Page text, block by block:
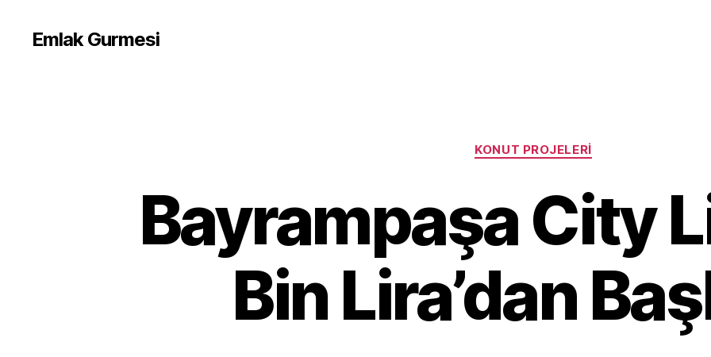
Emlak Gurmesi
Categories
KONUT PROJELERI
Bayrampaşa City
Bin Lira’dan